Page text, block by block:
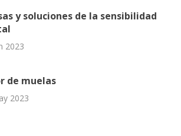
y soluciones de la sensibilidad
2023
de muelas
2023